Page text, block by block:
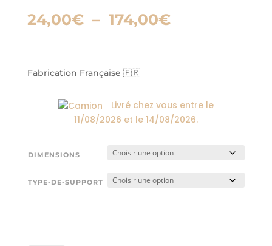
24,00€ – 174,00€Plage
Fabrication Française 🇫🇷
Livré chez vous entre le
11/08/2026 et le 14/08/2026.
DIMENSIONS
TYPE-DE-SUPPORT